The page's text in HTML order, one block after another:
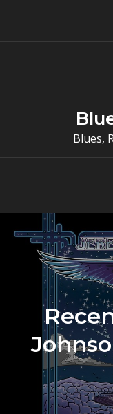
Blues,